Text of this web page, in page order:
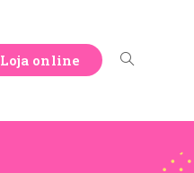
Loja online